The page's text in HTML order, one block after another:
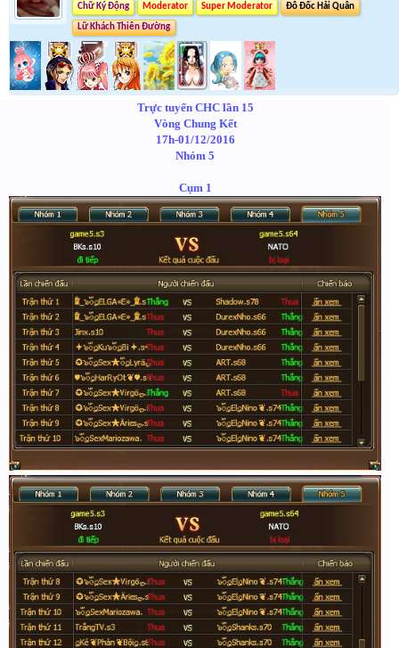
Chữ Ký Động
Moderator Super Moderator Đô Đốc Hải Quân
Lữ Khách Thiên Đường
Trực tuyến CHC lần 15
Vòng Chung Kết
17h-01/12/2016
Nhóm 5
Cụm 1